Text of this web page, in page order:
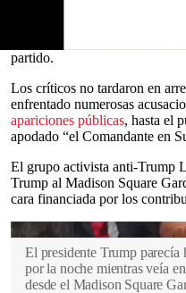
seconds
seconds
partido.
Los críticos no tardaron en
enfrentado numerosas
apariciones públicas, hasta el
apodado “el Comandante en
El grupo activista anti-Trump
Trump al Madison Square
cara financiada por los
El presidente Trump parecía
por la noche mientras veía
desde el Madison Square